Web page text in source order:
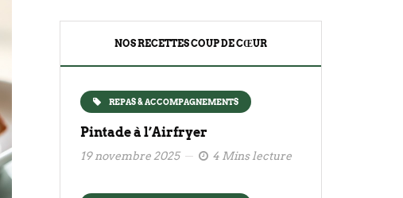
NOS RECETTES COUP DE CŒUR
REPAS & ACCOMPAGNEMENTS
Pintade à l’Airfryer
19 novembre 2025 4 Mins lecture